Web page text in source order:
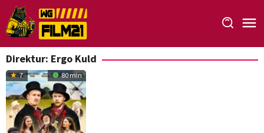
Loncat
ke
konten
Direktur: Ergo Kuld
7 80 min